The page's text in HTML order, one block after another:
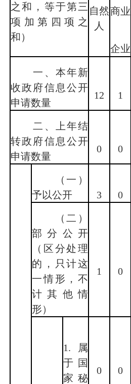
之和，等于第三
项加第四项之
和）
自然
人
商业
企业
一、本年新
收政府信息公开
申请数量
12 1
二、上年结
转政府信息公开
申请数量
0 0
（一）
予以公开
3 0
（二）
部分公开
（区分处理
的，只计这
一情形，不
计其他情
形）
1 0
1.属
于国
家秘
0 0